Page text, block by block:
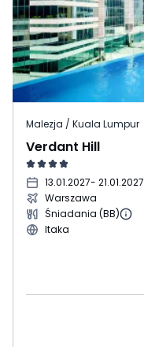
Malezja / Kuala Lumpur
Verdant Hill
13.01.2027- 21.01.2027
Warszawa
Śniadania (BB)
Itaka